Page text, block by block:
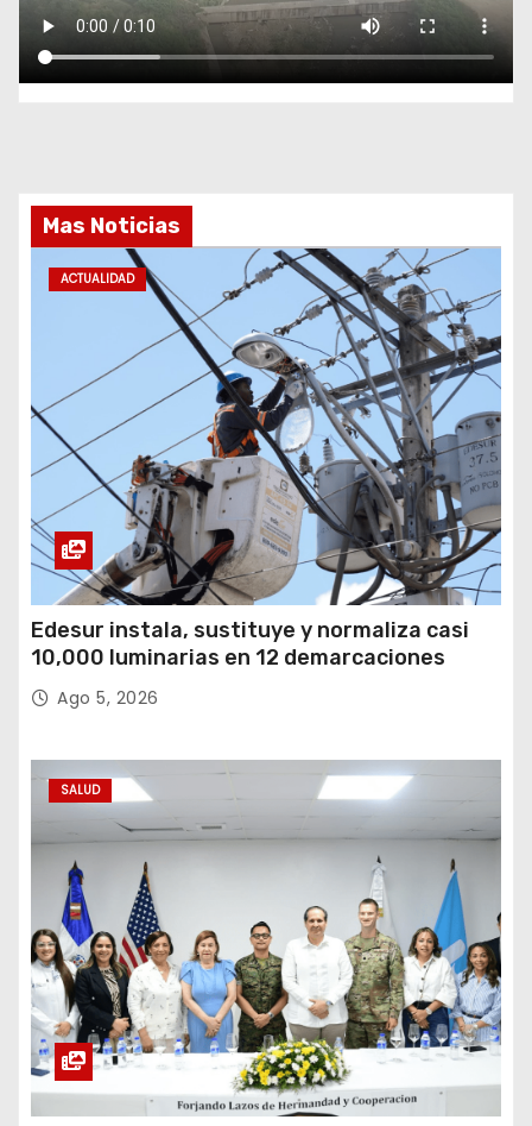
Mas Noticias
ACTUALIDAD
Edesur instala, sustituye y normaliza casi
10,000 luminarias en 12 demarcaciones
Ago 5, 2026
SALUD